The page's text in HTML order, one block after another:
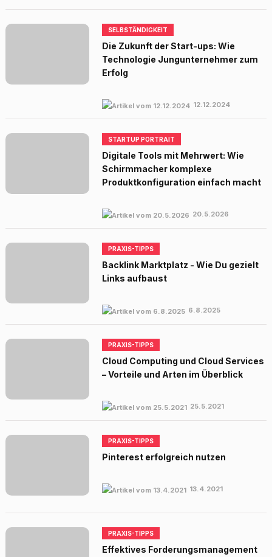
SELBSTÄNDIGKEIT
Die Zukunft der Start-ups: Wie
Technologie Jungunternehmer zum
Erfolg
12.12.2024
STARTUP PORTRAIT
Digitale Tools mit Mehrwert: Wie
Schirmmacher komplexe
Produktkonfiguration einfach macht
20.5.2026
PRAXIS-TIPPS
Backlink Marktplatz - Wie Du gezielt
Links aufbaust
6.8.2025
PRAXIS-TIPPS
Cloud Computing und Cloud Services
– Vorteile und Arten im Überblick
25.5.2021
PRAXIS-TIPPS
Pinterest erfolgreich nutzen
13.4.2021
PRAXIS-TIPPS
Effektives Forderungsmanagement